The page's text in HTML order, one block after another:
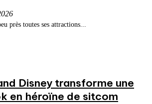
près toutes ses attractions...
Disney transforme une
en héroïne de sitcom